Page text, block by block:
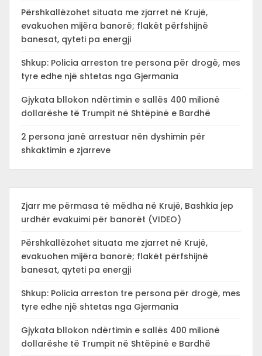
Përshkallëzohet situata me zjarret në Krujë,
evakuohen mijëra banorë; flakët përfshijnë
banesat, qyteti pa energji
Shkup: Policia arreston tre persona për drogë, mes
tyre edhe një shtetas nga Gjermania
Gjykata bllokon ndërtimin e sallës 400 milionë
dollarëshe të Trumpit në Shtëpinë e Bardhë
2 persona janë arrestuar nën dyshimin për
shkaktimin e zjarreve
Zjarr me përmasa të mëdha në Krujë, Bashkia jep
urdhër evakuimi për banorët (VIDEO)
Përshkallëzohet situata me zjarret në Krujë,
evakuohen mijëra banorë; flakët përfshijnë
banesat, qyteti pa energji
Shkup: Policia arreston tre persona për drogë, mes
tyre edhe një shtetas nga Gjermania
Gjykata bllokon ndërtimin e sallës 400 milionë
dollarëshe të Trumpit në Shtëpinë e Bardhë